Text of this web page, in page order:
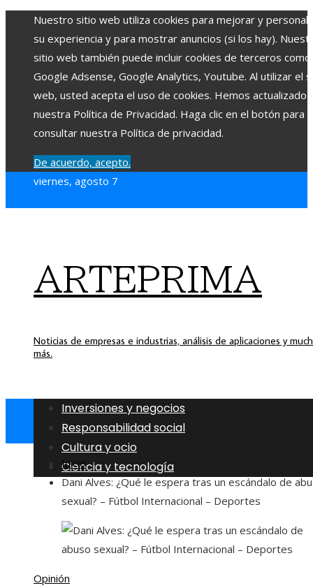
Nuestro sitio web utiliza cookies para mejorar y
su experiencia y para mostrar anuncios (si los hay).
sitio web también puede incluir cookies de terceros como
Google Adsense, Google Analytics, Youtube. Al utilizar el
web, usted acepta el uso de cookies. Hemos actualizado
nuestra Política de Privacidad. Haga clic en el botón para
consultar nuestra Política de privacidad.
De acuerdo, acepto.
viernes, agosto 7
ARTEPRIMA
Noticias de empresas e industrias, análisis de aplicaciones y
más.
Inversiones y negocios
Responsabilidad social
Cultura y ocio
Ciencia y tecnología
Inicio
Dani Alves: ¿Qué le espera tras un escándalo de
sexual? – Fútbol Internacional – Deportes
Opinión